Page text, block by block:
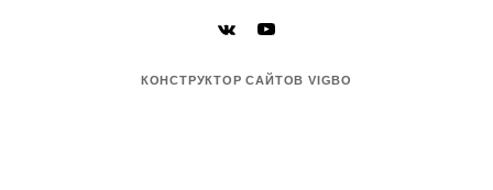
КОНСТРУКТОР САЙТОВ VIGBO